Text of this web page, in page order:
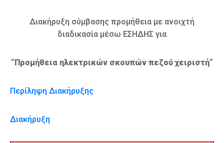
Διακήρυξη σύμβασης προμήθεια με ανοιχτή
διαδικασία μέσω ΕΣΗΔΗΣ για
“Προμήθεια ηλεκτρικών σκουπών πεζού χειριστή”
Περίληψη Διακήρυξης
Διακήρυξη